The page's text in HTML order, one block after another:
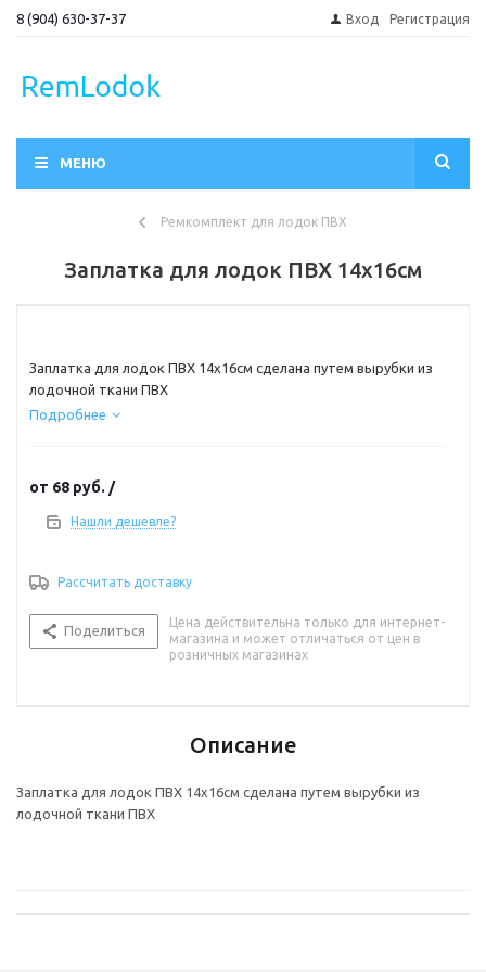
8 (904) 630-37-37 Вход Регистрация
МЕНЮ
Ремкомплект для лодок ПВХ
Заплатка для лодок ПВХ 14х16см
Заплатка для лодок ПВХ 14х16см сделана путем вырубки из
лодочной ткани ПВХ
Подробнее
от 68 руб. /
Нашли дешевле?
Рассчитать доставку
Поделиться
Цена действительна только для интернет-
магазина и может отличаться от цен в
розничных магазинах
Описание
Заплатка для лодок ПВХ 14х16см сделана путем вырубки из
лодочной ткани ПВХ